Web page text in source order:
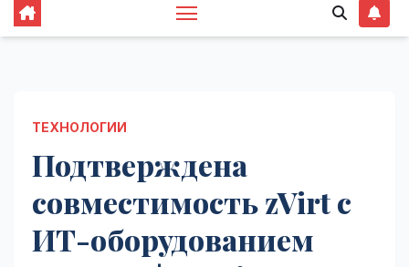
ТЕХНОЛОГИИ
Подтверждена
совместимость zVirt с
ИТ-оборудованием